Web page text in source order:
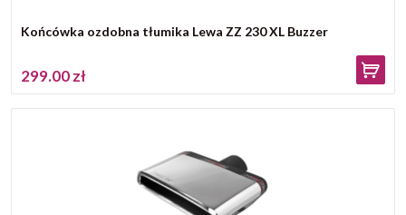
Końcówka ozdobna tłumika Lewa ZZ 230 XL Buzzer
299.00 zł